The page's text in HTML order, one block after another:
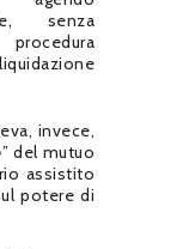
senza
invece,
” del mutuo
assistito
potere di